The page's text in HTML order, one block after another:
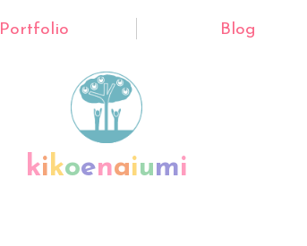
kikoenaiumi
Portfolio Blog